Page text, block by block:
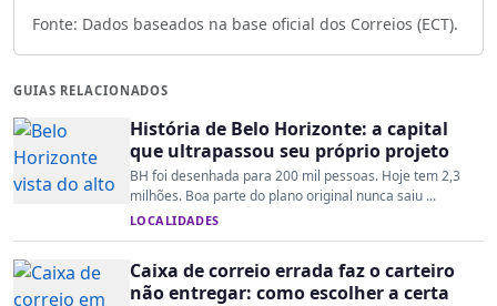
Fonte: Dados baseados na base oficial dos Correios (ECT).
GUIAS RELACIONADOS
História de Belo Horizonte: a capital
que ultrapassou seu próprio projeto
BH foi desenhada para 200 mil pessoas. Hoje tem 2,3
milhões. Boa parte do plano original nunca saiu ...
LOCALIDADES
Caixa de correio errada faz o carteiro
não entregar: como escolher a certa